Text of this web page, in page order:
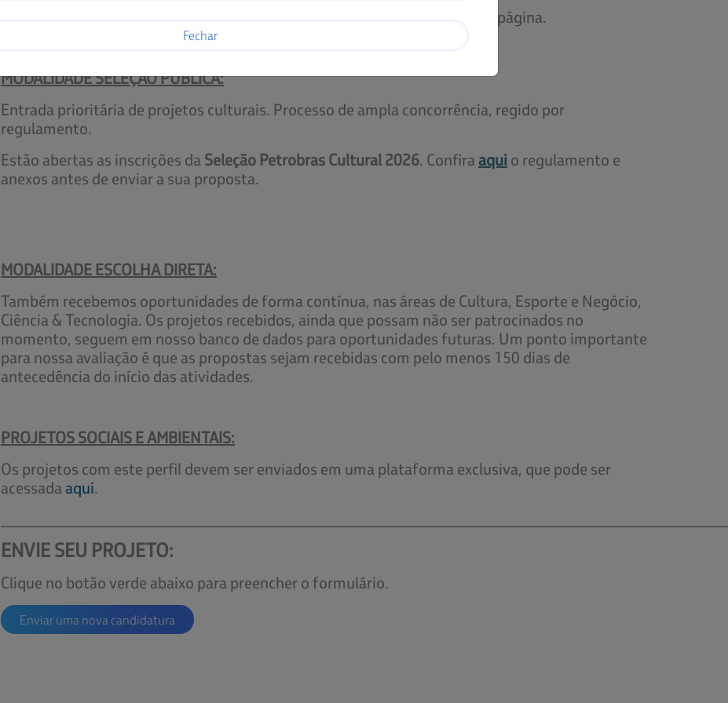
O cadastro da proposta é realizado clicando no botão verde, ao final desta página.
MODALIDADE SELEÇÃO PÚBLICA:
Entrada prioritária de projetos culturais. Processo de ampla concorrência, regido por
regulamento.
Estão abertas as inscrições daSeleção Petrobras Cultural 2026. Confiraaquio regulamento e
anexos antes de enviar a sua proposta.
MODALIDADE ESCOLHA DIRETA:
Também recebemos oportunidades de forma contínua, nas áreas de Cultura, Esporte e Negócio,
Ciência & Tecnologia. Os projetos recebidos, ainda que possam não ser patrocinados no
momento, seguem em nosso banco de dados para oportunidades futuras. Um ponto importante
para nossa avaliação é que as propostas sejam recebidas com pelo menos 150 dias de
antecedência do início das atividades.
PROJETOS SOCIAIS E AMBIENTAIS:
Os projetos com este perfil devem ser enviados em uma plataforma exclusiva, que pode ser
acessadaaqui.
ENVIE SEU PROJETO:
Clique no botão verde abaixo para preencher o formulário.
Enviar uma nova candidatura
Fechar